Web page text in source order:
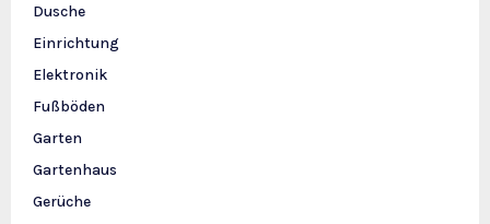
Dusche
Einrichtung
Elektronik
Fußböden
Garten
Gartenhaus
Gerüche